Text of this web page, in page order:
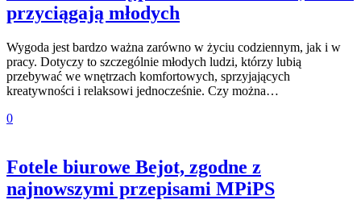
przyciągają młodych
Wygoda jest bardzo ważna zarówno w życiu codziennym, jak i w
pracy. Dotyczy to szczególnie młodych ludzi, którzy lubią
przebywać we wnętrzach komfortowych, sprzyjających
kreatywności i relaksowi jednocześnie. Czy można…
0
Fotele biurowe Bejot, zgodne z
najnowszymi przepisami MPiPS